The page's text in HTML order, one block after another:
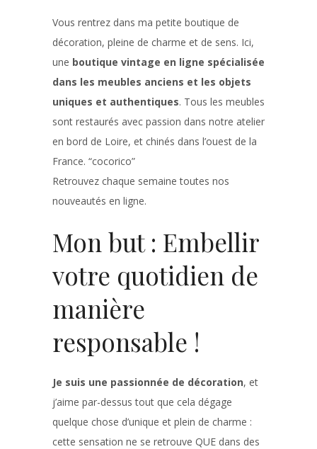
Vous rentrez dans ma petite boutique de
décoration, pleine de charme et de sens. Ici,
une boutique vintage en ligne spécialisée
dans les meubles anciens et les objets
uniques et authentiques. Tous les meubles
sont restaurés avec passion dans notre atelier
en bord de Loire, et chinés dans l’ouest de la
France. “cocorico”
Retrouvez chaque semaine toutes nos
nouveautés en ligne.
Mon but : Embellir
votre quotidien de
manière
responsable !
Je suis une passionnée de décoration, et
j’aime par-dessus tout que cela dégage
quelque chose d’unique et plein de charme :
cette sensation ne se retrouve QUE dans des